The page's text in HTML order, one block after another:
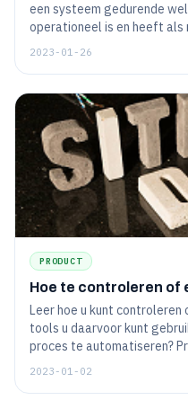
een systeem gedurende
operationeel is en heeft
tijd.
2023-01-26
PRODUCT
Hoe te controleren of
Leer hoe u kunt
tools u daarvoor kunt
proces te automatiseren?
configureren van de toolkit.
2023-01-02